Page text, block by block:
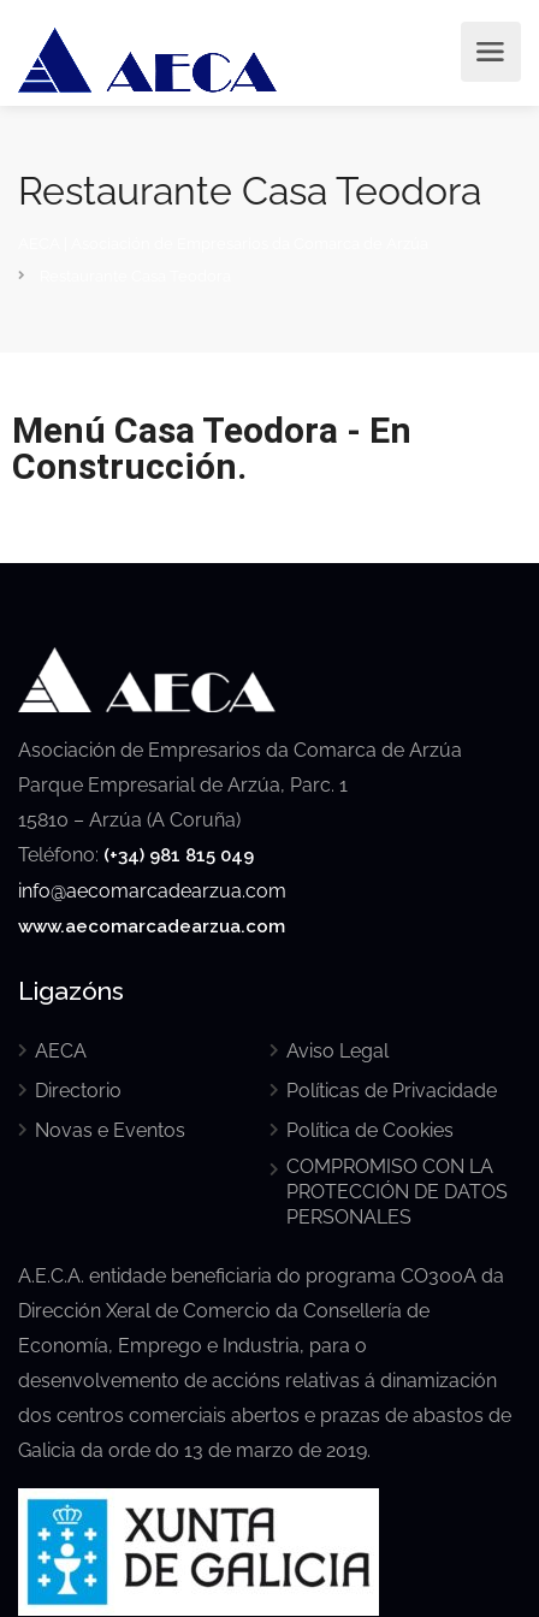
Restaurante Casa Teodora
Menú Casa Teodora - En
Construcción.
Asociación de Empresarios da Comarca de Arzúa
Parque Empresarial de Arzúa, Parc. 1
15810 – Arzúa (A Coruña)
Teléfono: (+34) 981 815 049
info@aecomarcadearzua.com
www.aecomarcadearzua.com
Ligazóns
AECA
Directorio
Novas e Eventos
Aviso Legal
Políticas de Privacidade
Política de Cookies
COMPROMISO CON LA
PROTECCIÓN DE DATOS
PERSONALES
A.E.C.A. entidade beneficiaria do programa CO300A da
Dirección Xeral de Comercio da Consellería de
Economía, Emprego e Industria, para o
desenvolvemento de accións relativas á dinamización
dos centros comerciais abertos e prazas de abastos de
Galicia da orde do 13 de marzo de 2019.